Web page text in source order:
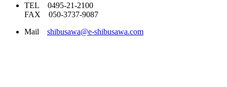
TEL 0495-21-2100
FAX 050-3737-9087
Mail shibusawa@e-shibusawa.com